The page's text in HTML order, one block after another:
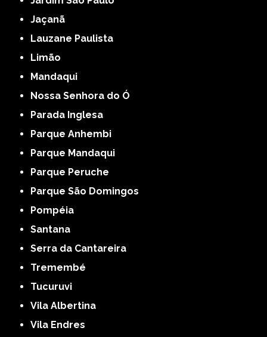
Jaçanã
Lauzane Paulista
Limão
Mandaqui
Nossa Senhora do Ó
Parada Inglesa
Parque Anhembi
Parque Mandaqui
Parque Peruche
Parque São Domingos
Pompéia
Santana
Serra da Cantareira
Tremembé
Tucuruvi
Vila Albertina
Vila Endres